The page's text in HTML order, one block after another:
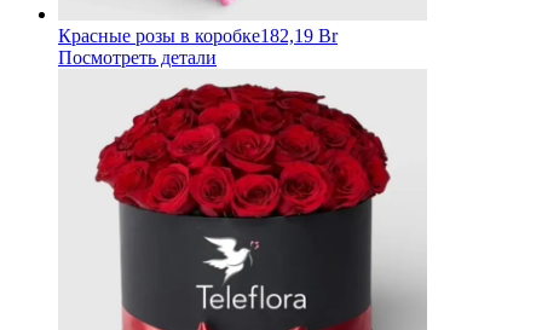
Красные розы в коробке182,19 Br
Посмотреть детали